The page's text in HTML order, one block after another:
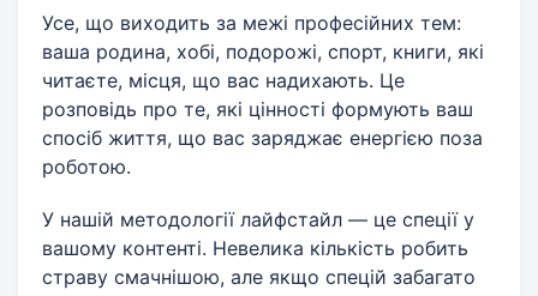
Усе, що виходить за межі професійних тем:
ваша родина, хобі, подорожі, спорт, книги, які
читаєте, місця, що вас надихають. Це
розповідь про те, які цінності формують ваш
спосіб життя, що вас заряджає енергією поза
роботою.
У нашій методології лайфстайл — це спеції у
вашому контенті. Невелика кількість робить
страву смачнішою, але якщо спецій забагато